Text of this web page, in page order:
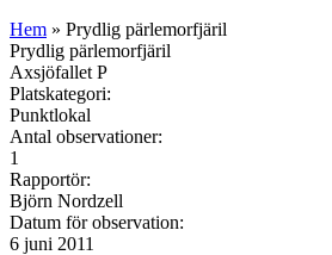
Hem » Prydlig pärlemorfjäril
Prydlig pärlemorfjäril
Axsjöfallet P
Platskategori:
Punktlokal
Antal observationer:
1
Rapportör:
Björn Nordzell
Datum för observation:
6 juni 2011